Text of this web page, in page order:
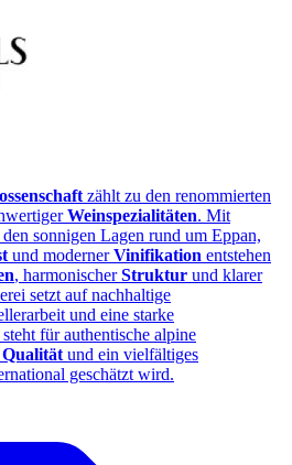
zählt zu den renommierten
Weinspezialitäten. Mit
den sonnigen Lagen rund um Eppan,
und modernerVinifikation entstehen
, harmonischerStruktur und klarer
setzt auf nachhaltige
und eine starke
steht für authentische alpine
Qualität und ein vielfältiges
geschätzt wird.